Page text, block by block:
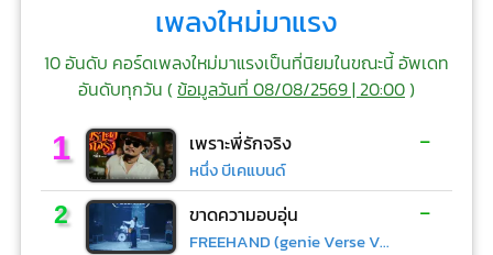
เพลงใหม่มาแรง
10 อันดับ คอร์ดเพลงใหม่มาแรงเป็นที่นิยมในขณะนี้ อัพเดท
อันดับทุกวัน (ข้อมูลวันที่ 08/08/2569 | 20:00)
1 เพราะพี่รักจริง
หนึ่ง บีเคแบนด์
-
2 ขาดความอบอุ่น
FREEHAND (genie Verse Vol.1)
-